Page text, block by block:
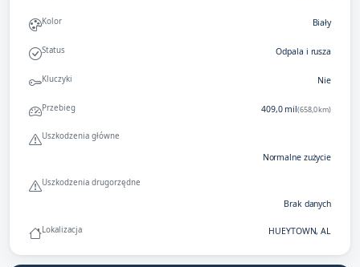
Kolor Biały
Status Odpala i rusza
Kluczyki Nie
Przebieg 409,0 mil(658,0 km)
Uszkodzenia główne
Normalne zużycie
Uszkodzenia drugorzędne
Brak danych
Lokalizacja HUEYTOWN, AL